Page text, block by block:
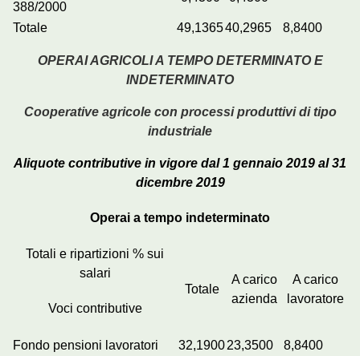
388/2000
Totale 49,136540,2965 8,8400
OPERAI AGRICOLI A TEMPO DETERMINATO E
INDETERMINATO
Cooperative agricole con processi produttivi di tipo
industriale
Aliquote contributive in vigore dal 1 gennaio 2019 al 31
dicembre 2019
Operai a tempo indeterminato
Totali e ripartizioni % sui
salari
Voci contributive
Totale
A carico
azienda
A carico
lavoratore
Fondo pensioni lavoratori 32,190023,3500
8,8400